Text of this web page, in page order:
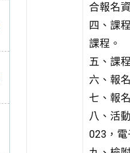
合報名
四、課
課程。
五、課
六、報
七、報
八、活
023，電